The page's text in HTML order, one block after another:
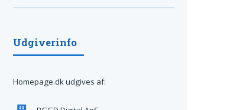
Udgiverinfo
Homepage.dk udgives af: